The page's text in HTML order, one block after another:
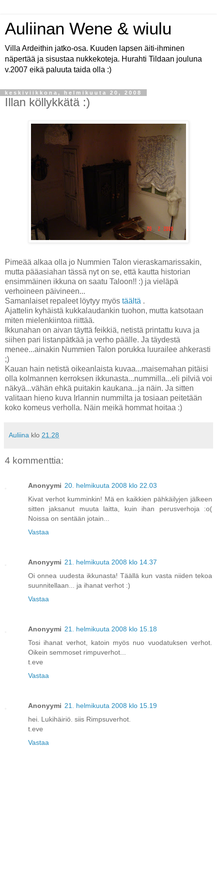
Auliinan Wene & wiulu
Villa Ardeithin jatko-osa. Kuuden lapsen äiti-ihminen
näpertää ja sisustaa nukkekoteja. Hurahti Tildaan jouluna
v.2007 eikä paluuta taida olla :)
keskiviikkona, helmikuuta 20, 2008
Illan köllykkätä :)
Pimeää alkaa olla jo Nummien Talon vieraskamarissakin,
mutta pääasiahan tässä nyt on se, että kautta historian
ensimmäinen ikkuna on saatu Taloon!! :) ja vieläpä
verhoineen päivineen...
Samanlaiset repaleet löytyy myös täältä .
Ajattelin kyhäistä kukkalaudankin tuohon, mutta katsotaan
miten mielenkiintoa riittää.
Ikkunahan on aivan täyttä feikkiä, netistä printattu kuva ja
siihen pari listanpätkää ja verho päälle. Ja täydestä
menee...ainakin Nummien Talon porukka luurailee ahkerasti
;)
Kauan hain netistä oikeanlaista kuvaa...maisemahan pitäisi
olla kolmannen kerroksen ikkunasta...nummilla...eli pilviä voi
näkyä...vähän ehkä puitakin kaukana...ja näin. Ja sitten
valitaan hieno kuva Irlannin nummilta ja tosiaan peitetään
koko komeus verholla. Näin meikä hommat hoitaa :)
Auliina klo 21.28
4 kommenttia:
Anonyymi 20. helmikuuta 2008 klo 22.03
Kivat verhot kumminkin! Mä en kaikkien pähkäilyjen jälkeen
sitten jaksanut muuta laitta, kuin ihan perusverhoja :o(
Noissa on sentään jotain...
Vastaa
Anonyymi 21. helmikuuta 2008 klo 14.37
Oi onnea uudesta ikkunasta! Täällä kun vasta niiden tekoa
suunnitellaan... ja ihanat verhot :)
Vastaa
Anonyymi 21. helmikuuta 2008 klo 15.18
Tosi ihanat verhot, katoin myös nuo vuodatuksen verhot.
Oikein semmoset rimpuverhot...
t.eve
Vastaa
Anonyymi 21. helmikuuta 2008 klo 15.19
hei. Lukihäiriö. siis Rimpsuverhot.
t.eve
Vastaa